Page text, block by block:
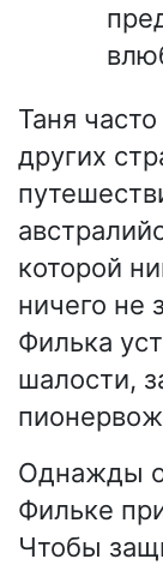
Таня
других
которой
ничего не
Филька
шалости,
Однажды
Фильке
Чтобы